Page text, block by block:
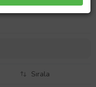
Sırala